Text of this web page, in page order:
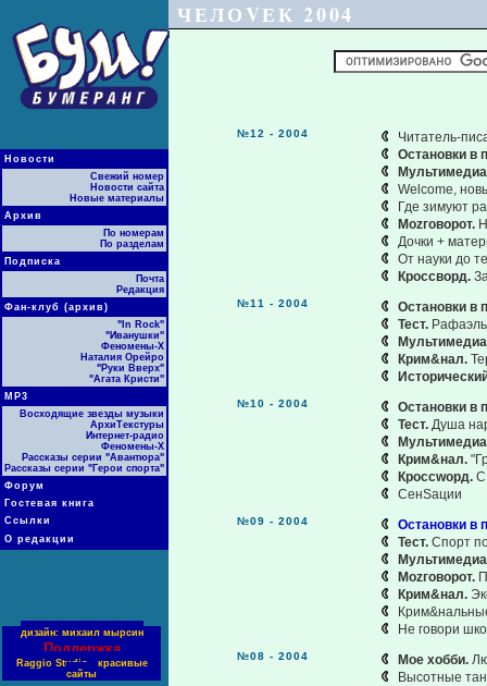
Новости
Свежий номер
Новости сайта
Новые материалы
Архив
По номерам
По разделам
Подписка
Почта
Редакция
Фан-клуб (архив)
"In Rock"
"Иванушки"
Феномены-Х
Наталия Орейро
"Руки Вверх"
"Агата Кристи"
МР3
Восходящие звезды музыки
АрхиТекстуры
Интернет-радио
Феномены-Х
Рассказы серии "Авантюра"
Рассказы серии "Герои спорта"
Форум
Гостевая книга
Ссылки
О редакции
дизайн: михаил мырсин
Поддержка
Raggio Studio - красивые
сайты
ЧЕЛОVЕК 2004
№12 - 2004
Читатель-
Остановки в
Welcome,
Где зимуют
Моzговорот.
Дочки +
От науки до
Кроссворд.
№11 - 2004
Остановки в
Тест.
Крим&нал.
№10 - 2004
Остановки в
Тест. Душа
Крим&нал.
Кроссwорд. С
СенSации
№09 - 2004
Остановки в
Тест. Спорт
Моzговорот.
Крим&нал.
Не говори
№08 - 2004 Мое хобби.
Высотные